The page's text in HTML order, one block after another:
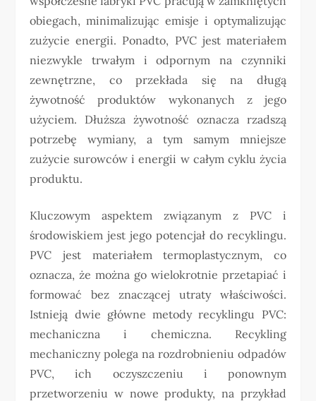
obiegach, minimalizując emisje i optymalizując
zużycie energii. Ponadto, PVC jest materiałem
niezwykle trwałym i odpornym na czynniki
zewnętrzne, co przekłada się na długą
żywotność produktów wykonanych z jego
użyciem. Dłuższa żywotność oznacza rzadszą
potrzebę wymiany, a tym samym mniejsze
zużycie surowców i energii w całym cyklu życia
produktu.
Kluczowym aspektem związanym z PVC i
środowiskiem jest jego potencjał do recyklingu.
PVC jest materiałem termoplastycznym, co
oznacza, że można go wielokrotnie przetapiać i
formować bez znaczącej utraty właściwości.
Istnieją dwie główne metody recyklingu PVC:
mechaniczna i chemiczna. Recykling
mechaniczny polega na rozdrobnieniu odpadów
PVC, ich oczyszczeniu i ponownym
przetworzeniu w nowe produkty, na przykład